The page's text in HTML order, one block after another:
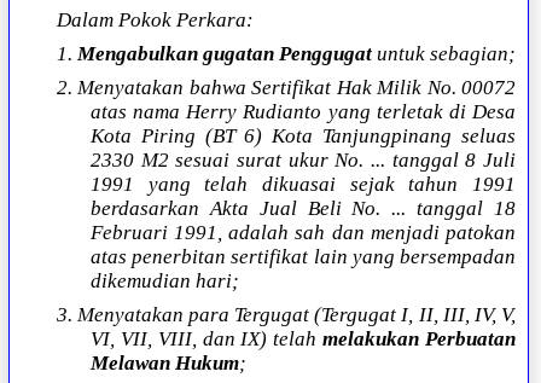
Dalam Pokok Perkara:
1.Mengabulkan gugatan Penggugatuntuk sebagian;
2. Menyatakan bahwa Sertifikat Hak Milik No. 00072
atas nama Herry Rudianto yang terletak di Desa
Kota Piring (BT 6) Kota Tanjungpinang seluas
2330 M2 sesuai surat ukur No. ... tanggal 8 Juli
1991 yang telah dikuasai sejak tahun 1991
berdasarkan Akta Jual Beli No. ... tanggal 18
Februari 1991, adalah sah dan menjadi patokan
atas penerbitan sertifikat lain yang bersempadan
dikemudian hari;
3. Menyatakan para Tergugat (Tergugat I, II, III, IV, V,
VI, VII, VIII, dan IX) telahmelakukan Perbuatan
Melawan Hukum;